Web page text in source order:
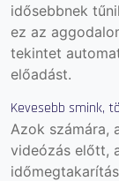
idősebbnek
ez az
tekintet
előadást.
Kevesebb smink,
Azok számára,
videózás előtt,